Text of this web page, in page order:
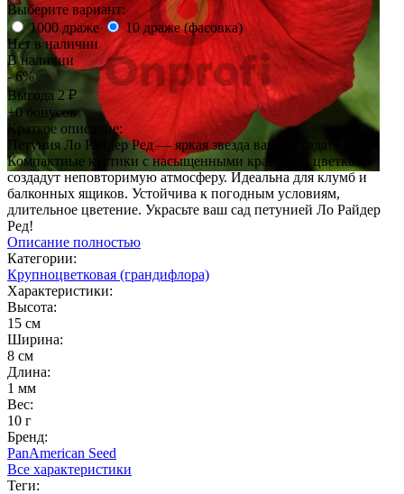
Выберите вариант:
1000 драже
10 драже (фасовка)
Нет в наличии
В наличии
- 6%
Выгода 2 ₽
+0 бонусов
Краткое описание:
Петуния Ло Райдер Ред — яркая звезда вашего сада!
Компактные кустики с насыщенными красными цветками
создадут неповторимую атмосферу. Идеальна для клумб и
балконных ящиков. Устойчива к погодным условиям,
длительное цветение. Украсьте ваш сад петунией Ло Райдер
Ред!
Описание полностью
Категории:
Крупноцветковая (грандифлора)
Характеристики:
Высота:
15 см
Ширина:
8 см
Длина:
1 мм
Вес:
10 г
Бренд:
PanAmerican Seed
Все характеристики
Теги: